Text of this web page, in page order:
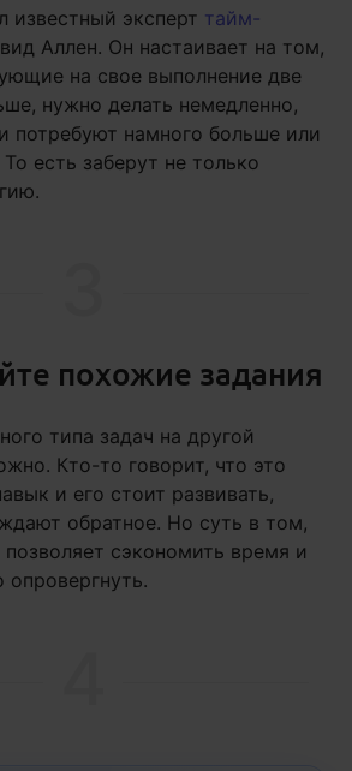
известный эксперт тайм-
Аллен. Он настаивает на том,
на свое выполнение две
нужно делать немедленно,
потребуют намного больше или
есть заберут не только
похожие задания
типа задач на другой
Кто-то говорит, что это
и его стоит развивать,
обратное. Но суть в том,
сэкономить время и
опровергнуть.